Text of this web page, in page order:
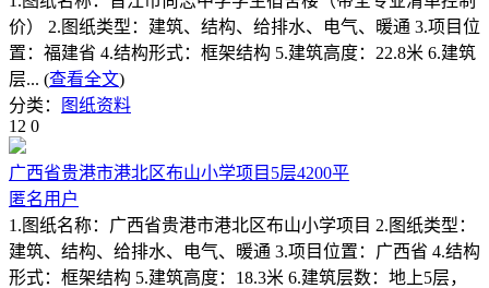
价） 2.图纸类型：建筑、结构、给排水、电气、暖通 3.项目位
置：福建省 4.结构形式：框架结构 5.建筑高度：22.8米 6.建筑
层... (查看全文)
分类：
图纸资料
12 0
广西省贵港市港北区布山小学项目5层4200平
匿名用户
1.图纸名称：广西省贵港市港北区布山小学项目 2.图纸类型：
建筑、结构、给排水、电气、暖通 3.项目位置：广西省 4.结构
形式：框架结构 5.建筑高度：18.3米 6.建筑层数：地上5层，